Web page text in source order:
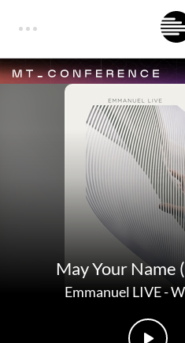
May Your Name
Emmanuel LIVE-